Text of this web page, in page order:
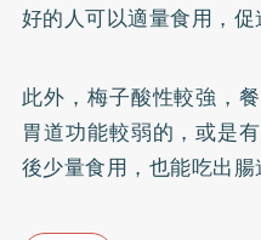
好的人可以適量食用，促
此外，梅子酸性較強，
胃道功能較弱的，或是
後少量食用，也能吃出腸